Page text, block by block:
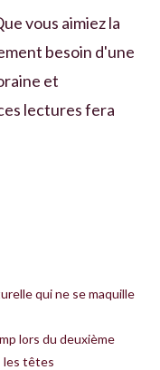
vous aimiez la
besoin d'une
et
lectures fera
qui ne se maquille
lors du deuxième
les têtes